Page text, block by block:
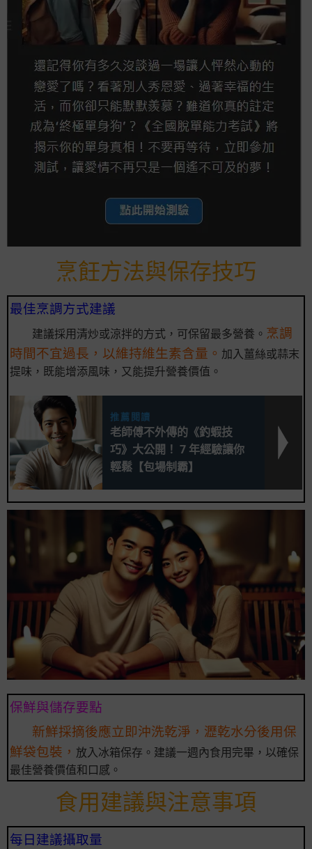
烹飪方法與保存技巧
最佳烹調方式建議
建議採用清炒或涼拌的方式，可保留最多營養。 烹調
時間不宜過長，以維持維生素含量。 加入薑絲或蒜末
提味，既能增添風味，又能提升營養價值。
推薦閱讀
老師傅不外傳的《釣蝦技
巧》大公開！ 7 年經驗讓你
輕鬆【包場制霸】
保鮮與儲存要點
新鮮採摘後應立即沖洗乾淨，瀝乾水分後用保
鮮袋包裝， 放入冰箱保存。建議一週內食用完畢，以確保
最佳營養價值和口感。
食用建議與注意事項
每日建議攝取量